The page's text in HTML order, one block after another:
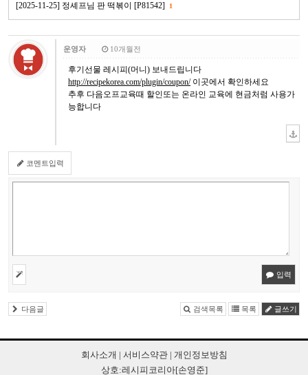
[2025-11-25] 정셰프님 판 떡볶이 [P81542] 1
운영자 10개월전
후기선물 레시피(머니) 보내드립니다
http://recipekorea.com/plugin/coupon/이곳에서 확인하세요
추후 다음오프교육때 할인또는 온라인 교육에 현금처럼 사용가
능합니다
코멘트입력
입력
다음글 검색목록 목록 글쓰기
회사소개 | 서비스약관| 개인정보방침
상호:레시피코리아[손영준]